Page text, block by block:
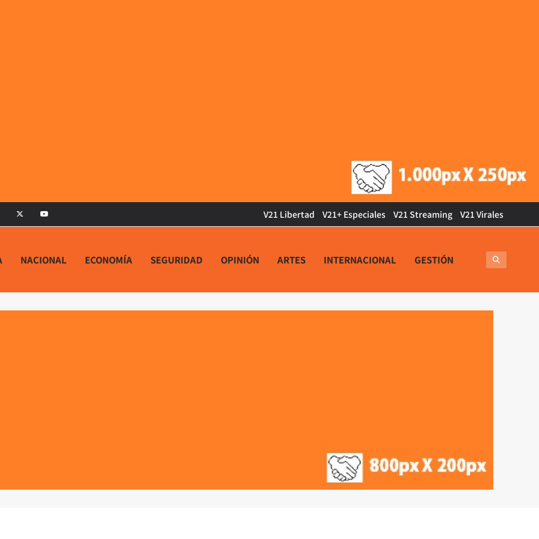
V21 Libertad V21+ Especiales V21 Streaming V21 Virales
NACIONAL ECONOMÍA SEGURIDAD OPINIÓN ARTES INTERNACIONAL GESTIÓN